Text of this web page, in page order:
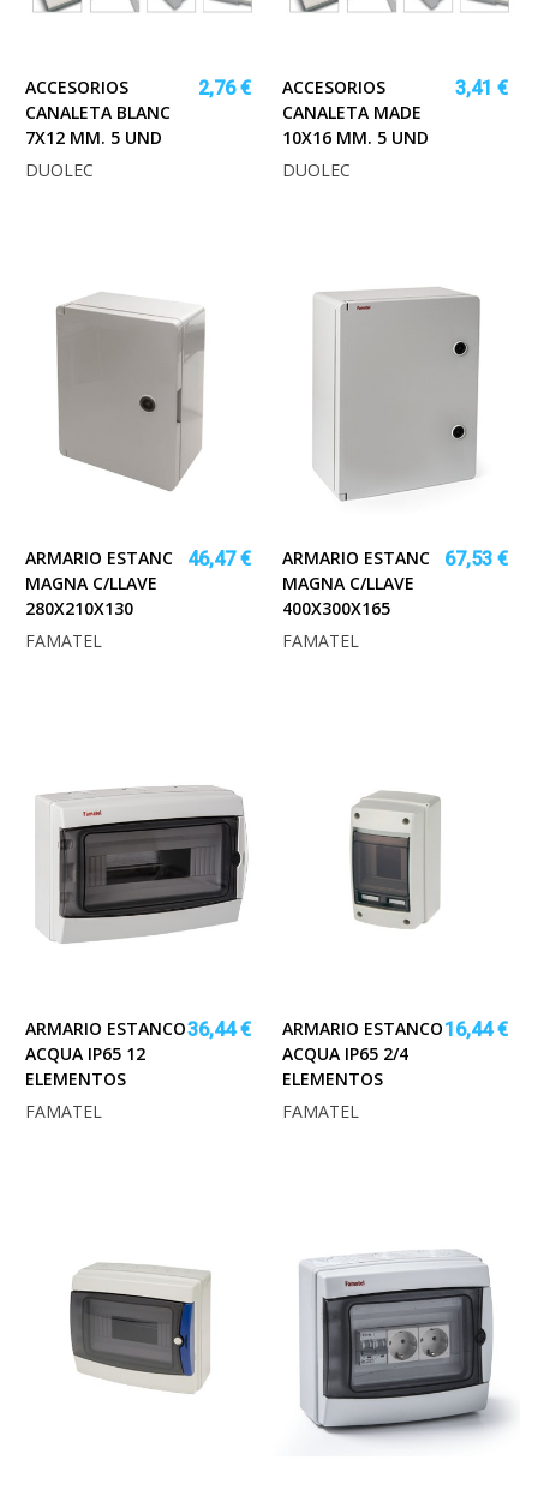
ACCESORIOS
CANALETA BLANC
7X12 MM. 5 UND
2,76 €
DUOLEC
ACCESORIOS
CANALETA MADE
10X16 MM. 5 UND
3,41 €
DUOLEC
ARMARIO ESTANC
MAGNA C/LLAVE
280X210X130
46,47 €
FAMATEL
ARMARIO ESTANC
MAGNA C/LLAVE
400X300X165
67,53 €
FAMATEL
ARMARIO ESTANCO
ACQUA IP65 12
ELEMENTOS
36,44 €
FAMATEL
ARMARIO ESTANCO
ACQUA IP65 2/4
ELEMENTOS
16,44 €
FAMATEL